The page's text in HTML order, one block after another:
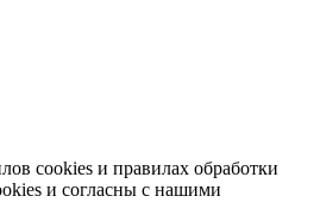
cookies и правилах обработки
и согласны с нашими